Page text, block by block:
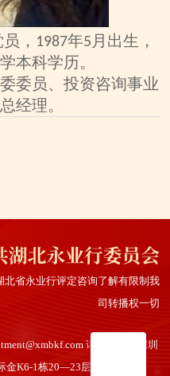
， 1987年5 月出生，
本科学历。
委员、投资咨询事业
经理。
北省永业行评定咨询了解有限制我
司转播权一切
详细地址：深圳
金K6-1栋20—23层